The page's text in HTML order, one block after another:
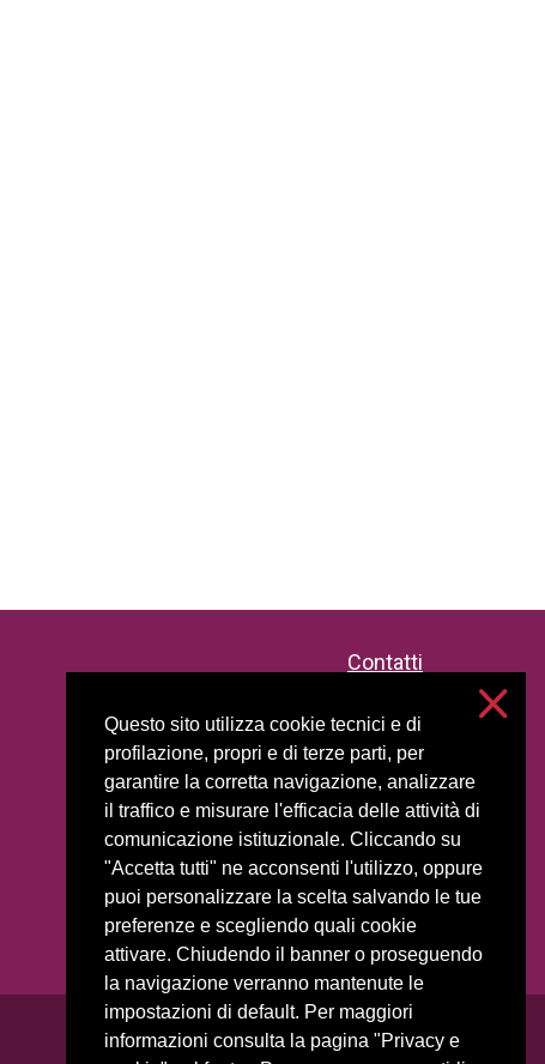
Questo sito utilizza cookie tecnici e di
profilazione, propri e di terze parti, per
garantire la corretta navigazione, analizzare
il traffico e misurare l'efficacia delle attività di
comunicazione istituzionale. Cliccando su
"Accetta tutti" ne acconsenti l'utilizzo, oppure
puoi personalizzare la scelta salvando le tue
preferenze e scegliendo quali cookie
attivare. Chiudendo il banner o proseguendo
la navigazione verranno mantenute le
impostazioni di default. Per maggiori
informazioni consulta la pagina "Privacy e
Contatti
Impostazioni cookie
Accessibilità